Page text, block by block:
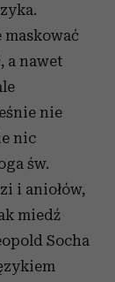
a nawet
nie
nic
św.
i aniołów,
miedź
Socha